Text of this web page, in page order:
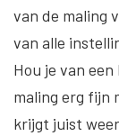
van de maling
van alle
Hou je van
maling erg fijn
krijgt juist